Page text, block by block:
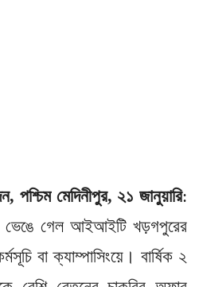
পশ্চিম মেদিনীপুর, ২১ জানুয়ারি:
ভেঙে গেল আইআইটি খড়গপুরের
বা ক্যাম্পাসিংয়ে। বার্ষিক ২